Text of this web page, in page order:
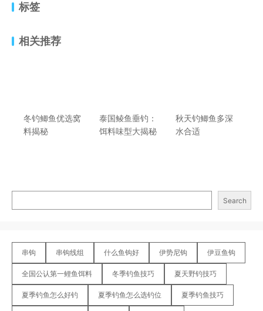
标签
相关推荐
冬钓鲫鱼优选窝
料揭秘
泰国鲮鱼垂钓：
饵料味型大揭秘
秋天钓鲫鱼多深
水合适
Search
串钩 串钩线组 什么鱼钩好 伊势尼钩 伊豆鱼钩
全国公认第一鲤鱼饵料 冬季钓鱼技巧 夏天野钓技巧
夏季钓鱼怎么好钓 夏季钓鱼怎么选钓位 夏季钓鱼技巧